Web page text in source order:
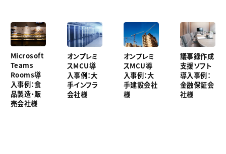
Microsoft
Teams
Rooms導
入事例：食
品製造・販
売会社様
オンプレミ
スMCU導
入事例：大
手インフラ
会社様
オンプレミ
スMCU導
入事例：大
手建設会社
様
議事録作成
支援ソフト
導入事例：
金融保証会
社様